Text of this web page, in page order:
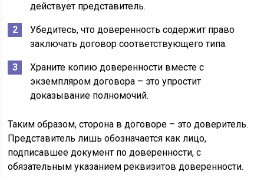
действует представитель.
Убедитесь, что доверенность содержит право
заключать договор соответствующего типа.
Храните копию доверенности вместе с
экземпляром договора – это упростит
доказывание полномочий.
Таким образом, сторона в договоре – это доверитель.
Представитель лишь обозначается как лицо,
подписавшее документ по доверенности, с
обязательным указанием реквизитов доверенности.